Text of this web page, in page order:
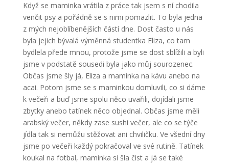
Když se maminka vrátila z práce tak jsem s ní chodila
venčit psy a pořádně se s nimi pomazlit. To byla jedna
z mých nejoblíbenějších částí dne. Dost často u nás
byla jejich bývalá výměnná studentka Eliza, co tam
bydlela přede mnou, protože jsme se dost sblížili a byli
jsme v podstatě sousedi byla jako můj sourozenec.
Občas jsme šly já, Eliza a maminka na kávu anebo na
acai. Potom jsme se s maminkou domluvili, co si dáme
k večeři a buď jsme spolu něco uvařili, dojídali jsme
zbytky anebo tatínek něco objednal. Občas jsme měli
arabský večer, někdy zase sushi večer, ale co se týče
jídla tak si nemůžu stěžovat ani chviličku. Ve všední dny
jsme po večeři každý pokračoval ve své rutině. Tatínek
koukal na fotbal, maminka si šla čist a já se také